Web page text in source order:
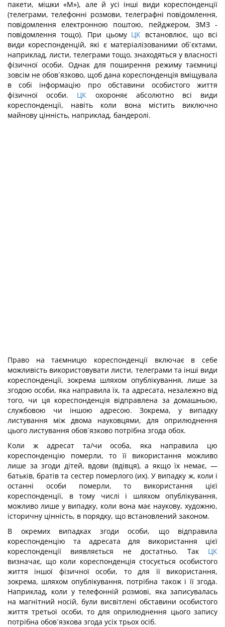
пакети, мішки «М»), але й усі інші види кореспонденції
(телеграми, телефонні розмови, телеграфні повідомлення,
повідомлення електронною поштою, пейджером, ЗМЗ -
повідомлення тощо). При цьому ЦК встановлює, що всі
види кореспонденцій, які є матеріалізованими об´єктами,
наприклад, листи, телеграми тощо, знаходяться у власності
фізичної особи. Однак для поширення режиму таємниці
зовсім не обов´язково, щоб дана кореспонденція вміщувала
в собі інформацію про обставини особистого життя
фізичної особи. ЦК охороняє абсолютно всі види
кореспонденції, навіть коли вона містить виключно
майнову цінність, наприклад, бандеролі.
Право на таємницю кореспонденції включає в себе
можливість використовувати листи, телеграми та інші види
кореспонденції, зокрема шляхом опублікування, лише за
згодою особи, яка направила їх, та адресата, незалежно від
того, чи ця кореспонденція відправлена за домашньою,
службовою чи іншою адресою. Зокрема, у випадку
листування між двома науковцями, для оприлюднення
цього листування обов´язково потрібна згода обох.
Коли ж адресат та/чи особа, яка направила цю
кореспонденцію померли, то її використання можливо
лише за згоди дітей, вдови (вдівця), а якщо їх немає, —
батьків, братів та сестер померлого (их). У випадку ж, коли і
останні особи померли, то використання цієї
кореспонденції, в тому числі і шляхом опублікування,
можливо лише у випадку, коли вона має наукову, художню,
історичну цінність, в порядку, що встановлений законом.
В окремих випадках згоди особи, що відправила
кореспонденцію та адресата для використання цієї
кореспонденції виявляється не достатньо. Так
ЦК
визначає, що коли кореспонденція стосується особистого
життя іншої фізичної особи, то для її використання,
зокрема, шляхом опублікування, потрібна також і її згода.
Наприклад, коли у телефонній розмові, яка записувалась
на магнітний носій, були висвітлені обставини особистого
життя третьої особи, то для оприлюднення цього запису
потрібна обов´язкова згода усіх трьох осіб.